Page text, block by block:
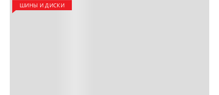
ШИНЫ И ДИСКИ